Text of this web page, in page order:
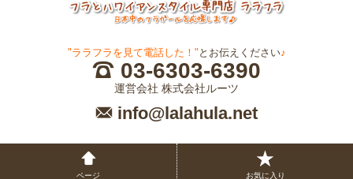
"ララフラを見て電話した！" とお伝えください♪
03-6303-6390
運営会社 株式会社ルーツ
info@lalahula.net
ページ お気に入り